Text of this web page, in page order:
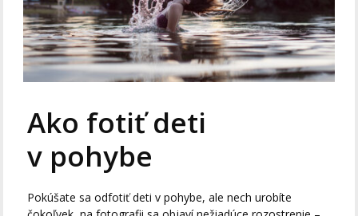
Ako fotiť deti
v pohybe
Pokúšate sa odfotiť deti v pohybe, ale nech urobíte